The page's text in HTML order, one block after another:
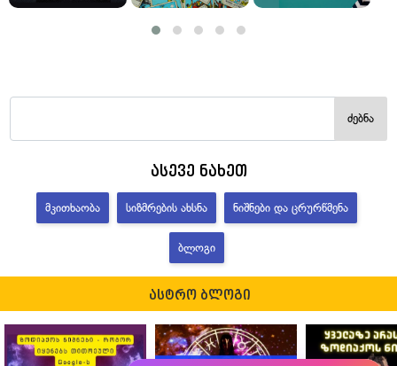
ძებნა
ასევე ნახეთ
ᲛᲙᲘᲗᲮᲐᲝᲑᲐ ᲡᲘᲖᲛᲠᲔᲑᲘᲡ ᲐᲮᲡᲜᲐ ᲜᲘᲨᲜᲔᲑᲘ ᲓᲐ ᲪᲠᲣᲠᲬᲛᲔᲜᲐ
ᲑᲚᲝᲒᲘ
ასტრო ბლოგი